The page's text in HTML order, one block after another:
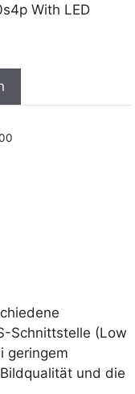
With LED
Schnittstelle (Low
geringem
und die